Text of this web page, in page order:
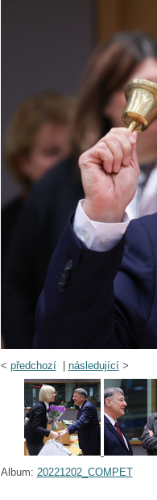
< předchozí| následující>
Album: 20221202_COMPET